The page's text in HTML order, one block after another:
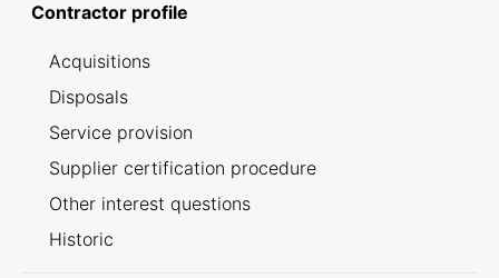
Contractor profile
Acquisitions
Disposals
Service provision
Supplier certification procedure
Other interest questions
Historic